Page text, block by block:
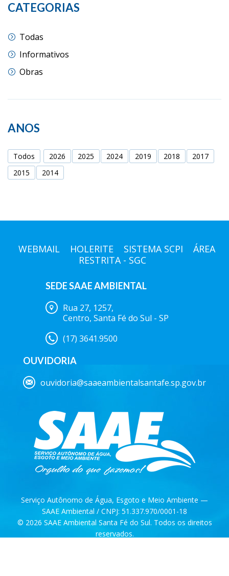
CATEGORIAS
Todas
Informativos
Obras
ANOS
Todos 2026 2025 2024 2019 2018
2017
2015
2014
WEBMAIL HOLERITE SISTEMA SCPI
ÁREA
RESTRITA - SGC
SEDE SAAE AMBIENTAL
Rua 27, 1257,
Centro, Santa Fé do Sul - SP
(17) 3641.9500
OUVIDORIA
ouvidoria@saaeambientalsantafe.sp.gov.br
Serviço Autônomo de Água, Esgoto e Meio Ambiente —
SAAE Ambiental / CNPJ: 51.337.970/0001-18
© 2026 SAAE Ambiental Santa Fé do Sul. Todos os direitos
reservados.